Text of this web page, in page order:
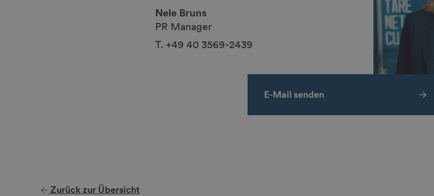
Nele Bruns
PR Manager
T. +49 40 3569-2439
E-Mail senden
Zurück zur Übersicht